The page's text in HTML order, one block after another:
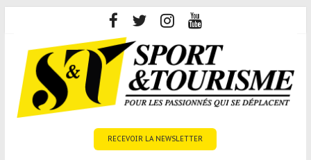
content
RECEVOIR LA NEWSLETTER